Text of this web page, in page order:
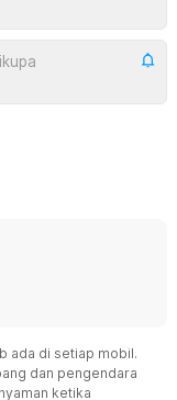
ada di setiap mobil.
dan pengendara
ketika